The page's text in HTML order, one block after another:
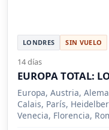
LONDRES SIN VUELO
14 días
EUROPA TOTAL:
Europa, Austria,
Calais, París,
Venecia, Florencia,